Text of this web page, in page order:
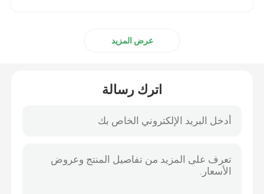
عرض المزيد
اترك رسالة